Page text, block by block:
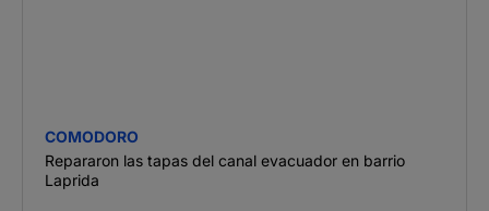
COMODORO
Repararon las tapas del canal evacuador en barrio
Laprida